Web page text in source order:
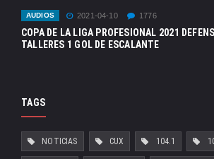
AUDIOS 2021-04-10 1776
COPA DE LA LIGA PROFESIONAL 2021
TALLERES 1 GOL DE ESCALANTE
TAGS
NOTICIAS CUX 104.1